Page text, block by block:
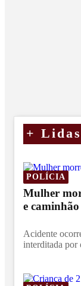
+ Lidas
POLÍCIA
Mulher
e
Acidente
interditada por